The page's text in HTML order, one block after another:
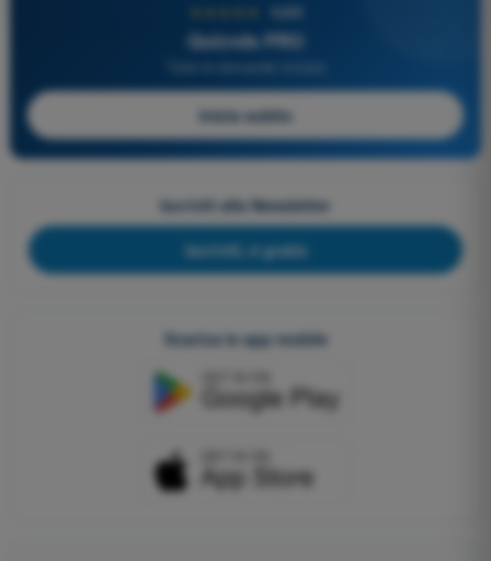
4,6/5
Quizvds PRO
Inizia subito
Iscriviti alla Newsletter
Iscriviti, è gratis
Scarica le app mobile